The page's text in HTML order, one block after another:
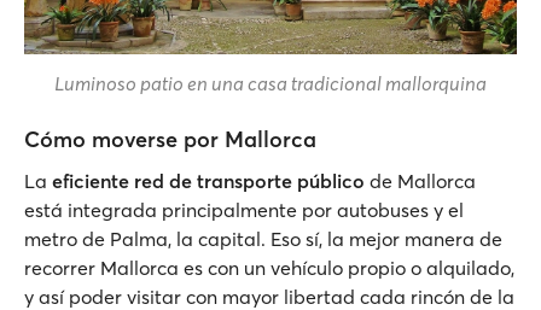
Luminoso patio en una casa tradicional mallorquina
Cómo moverse por Mallorca
La eficiente red de transporte público de Mallorca
está integrada principalmente por autobuses y el
metro de Palma, la capital. Eso sí, la mejor manera de
recorrer Mallorca es con un vehículo propio o alquilado,
y así poder visitar con mayor libertad cada rincón de la